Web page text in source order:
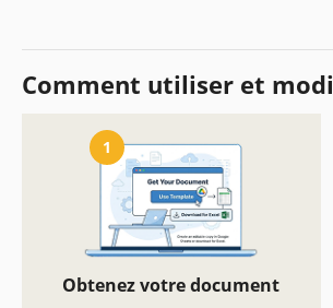
Comment utiliser et
1
Obtenez votre document